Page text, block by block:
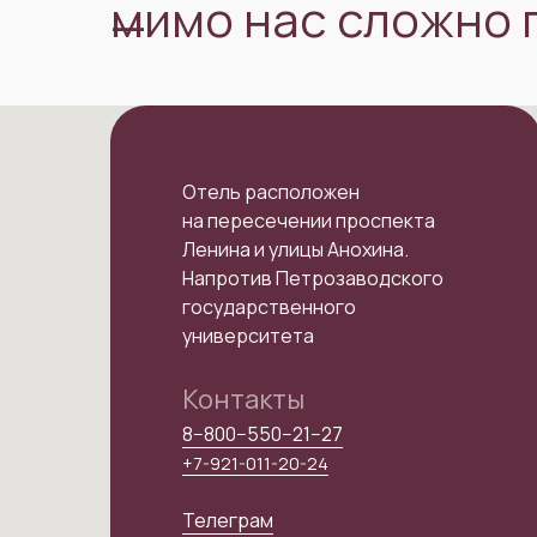
—
мимо нас сложно
Отель расположен
на пересечении проспекта
Ленина и улицы Анохина.
Напротив Петрозаводского
государственного
университета
Контакты
8−800−550−21−27
+7-921-011-20-24
Телеграм